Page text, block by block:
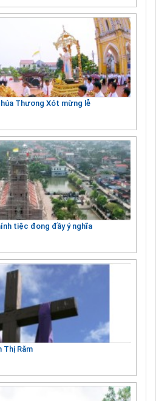
Thương Xót mừng lễ
tiệc đong đầy ý nghĩa
Thị Răm